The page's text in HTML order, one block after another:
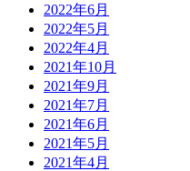
2022年6月
2022年5月
2022年4月
2021年10月
2021年9月
2021年7月
2021年6月
2021年5月
2021年4月